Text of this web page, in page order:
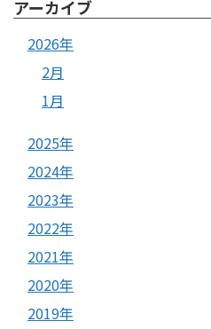
アーカイブ
2026年
2月
1月
2025年
2024年
2023年
2022年
2021年
2020年
2019年